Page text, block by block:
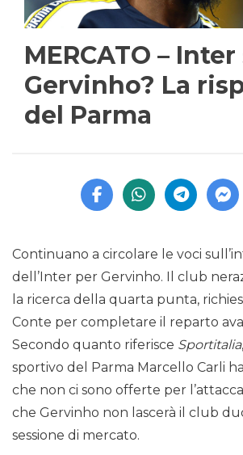
MERCATO – Inter
Gervinho? La
del Parma
Continuano a circolare le voci
dell’Inter per Gervinho. Il club
la ricerca della quarta punta,
Conte per completare il reparto
Secondo quanto riferisce Sportitalia
sportivo del Parma Marcello Carli
che non ci sono offerte per
che Gervinho non lascerà il club
sessione di mercato.